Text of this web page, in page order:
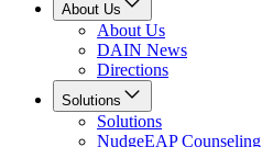
About Us
About Us
DAIN News
Directions
Solutions
Solutions
NudgeEAP Counseling